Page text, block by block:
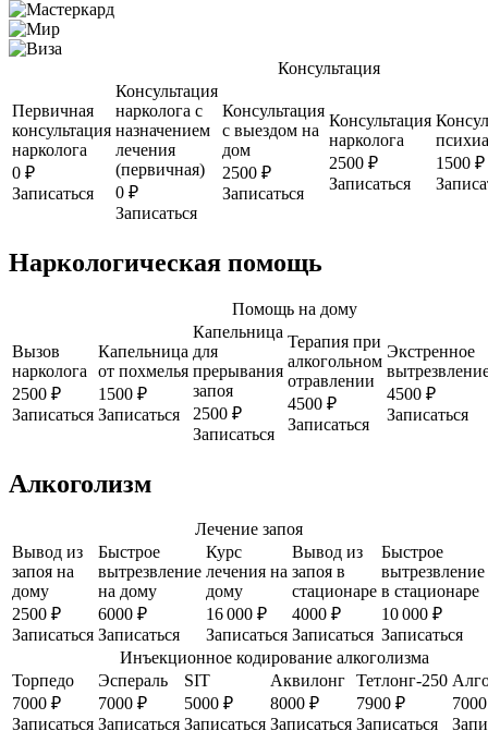
Консультация
Первичная
консультация
нарколога
0 ₽
Записаться
Консультация
нарколога с
назначением
лечения
(первичная)
0 ₽
Записаться
Консультация
с выездом на
дом
2500 ₽
Записаться
Консультация
нарколога
2500 ₽
Записаться
1500 ₽
Наркологическая помощь
Помощь на дому
Вызов
нарколога
2500 ₽
Записаться
Капельница
от похмелья
1500 ₽
Записаться
Капельница
для
прерывания
запоя
2500 ₽
Записаться
Терапия при
алкогольном
отравлении
4500 ₽
Записаться
Экстренное
4500 ₽
Записаться
Алкоголизм
Лечение запоя
Вывод из
запоя на
дому
2500 ₽
Записаться
Быстрое
вытрезвление
на дому
6000 ₽
Записаться
Курс
лечения на
дому
16 000 ₽
Записаться
Вывод из
запоя в
стационаре
4000 ₽
Записаться
Быстрое
вытрезвление
в стационаре
10 000 ₽
Записаться
Инъекционное кодирование алкоголизма
Торпедо
7000 ₽
Записаться
Эспераль
7000 ₽
Записаться
SIT
5000 ₽
Записаться
Аквилонг
8000 ₽
Записаться
Тетлонг-250
7900 ₽
Записаться